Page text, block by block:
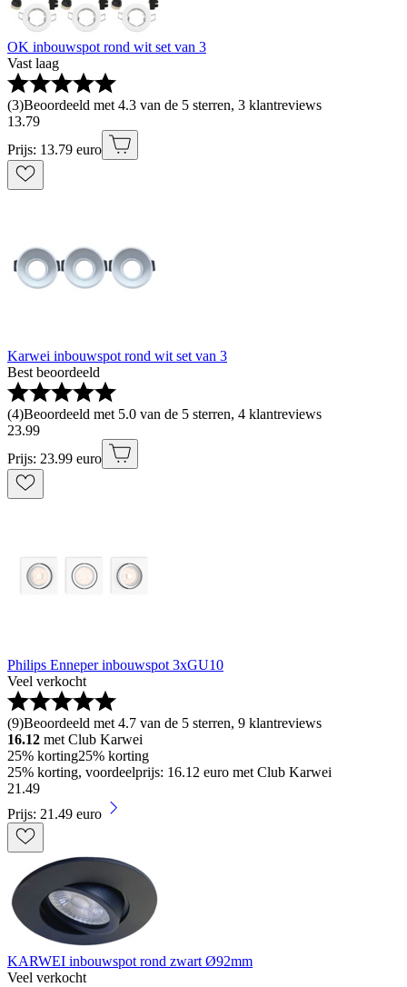
OK inbouwspot rond wit set van 3
Vast laag
(3)Beoordeeld met 4.3 van de 5 sterren, 3 klantreviews
13.79
Prijs: 13.79 euro
Karwei inbouwspot rond wit set van 3
Best beoordeeld
(4)Beoordeeld met 5.0 van de 5 sterren, 4 klantreviews
23.99
Prijs: 23.99 euro
Philips Enneper inbouwspot 3xGU10
Veel verkocht
(9)Beoordeeld met 4.7 van de 5 sterren, 9 klantreviews
16.12 met Club Karwei
25% korting25% korting
25% korting, voordeelprijs: 16.12 euro met Club Karwei
21 .49
Prijs: 21.49 euro
KARWEI inbouwspot rond zwart Ø92mm
Veel verkocht